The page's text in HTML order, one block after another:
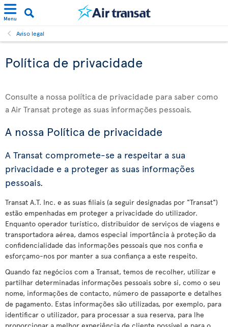
Menu
Aviso legal
Política de privacidade
Consulte a nossa política de privacidade para saber como
a Air Transat protege as suas informações pessoais.
A nossa Política de privacidade
A Transat compromete-se a respeitar a sua
privacidade e a proteger as suas informações
pessoais.
Transat A.T. Inc. e as suas filiais (a seguir designadas por "Transat")
estão empenhadas em proteger a privacidade do utilizador.
Enquanto operador turístico, distribuidor de serviços de viagens e
transportadora aérea, damos especial importância à proteção da
confidencialidade das informações pessoais que nos confia e
esforçamo-nos por manter a sua confiança a este respeito.
Quando faz negócios com a Transat, temos de recolher, utilizar e
partilhar determinadas informações pessoais sobre si, como o seu
nome, informações de contacto, número de passaporte e detalhes
de pagamento. Estas informações são utilizadas, por exemplo, para
identificar o utilizador, para processar a sua reserva, para lhe